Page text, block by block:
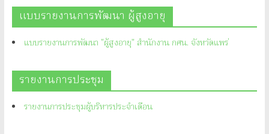
แบบรายงานการพัฒนา ผู้สูงอายุ
แบบรายงานการพัฒนา "ผู้สูงอายุ" สำนักงาน กศน. จังหวัดแพร่
รายงานการประชุม
รายงานการประชุมผู้บริหารประจำเดือน